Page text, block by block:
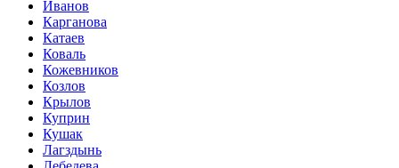
Иванов
Карганова
Катаев
Коваль
Кожевников
Козлов
Крылов
Куприн
Кушак
Лагздынь